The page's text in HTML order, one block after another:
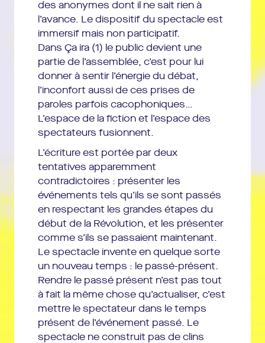
La Compagnie Louis Brouillard reçoit le soutien du Ministère de la
Culture/Drac Ile-de-France et de la Région Ile-de-France. Elle s’est
vu décerner en 2016 le label de Compagnie à rayonnement national
Joël Pommerat fait partie de l’association d’artistes de Nanterre-
Amandiers. La Compagnie Louis Brouillard est associée à la
Coursive/Scène Nationale de La Rochelle et la Comédie de Genève
et à partir de janvier 2020 au TNP/Théâtre National Populaire de
Villeurbanne.
Les textes de Joël Pommerat sont publiés aux Editions Actes Sud-
Papiers.
des anonymes dont il ne sait rien à
l’avance. Le dispositif du spectacle est
immersif mais non participatif.
Dans Ça ira (1) le public devient une
partie de l’assemblée, c’est pour lui
donner à sentir l’énergie du débat,
l’inconfort aussi de ces prises de
paroles parfois cacophoniques…
L’espace de la fiction et l’espace des
spectateurs fusionnent.
L’écriture est portée par deux
tentatives apparemment
contradictoires : présenter les
événements tels qu’ils se sont passés
en respectant les grandes étapes du
début de la Révolution, et les présenter
comme s’ils se passaient maintenant.
Le spectacle invente en quelque sorte
un nouveau temps : le passé-présent.
Rendre le passé présent n’est pas tout
à fait la même chose qu’actualiser, c’est
mettre le spectateur dans le temps
présent de l’événement passé. Le
spectacle ne construit pas de clins